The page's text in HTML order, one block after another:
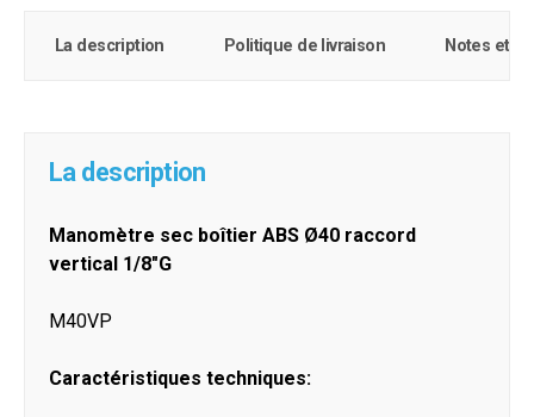
La description Politique de livraison Notes et
La description
Manomètre sec boîtier ABS Ø40 raccord
vertical 1/8"G
M40VP
Caractéristiques techniques: